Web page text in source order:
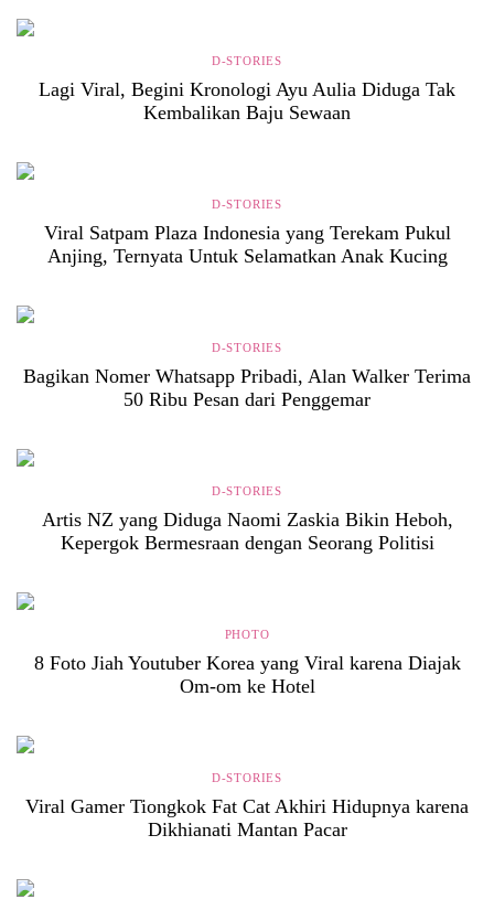
D-STORIES
Lagi Viral, Begini Kronologi Ayu Aulia Diduga Tak
Kembalikan Baju Sewaan
D-STORIES
Viral Satpam Plaza Indonesia yang Terekam Pukul
Anjing, Ternyata Untuk Selamatkan Anak Kucing
D-STORIES
Bagikan Nomer Whatsapp Pribadi, Alan Walker Terima
50 Ribu Pesan dari Penggemar
D-STORIES
Artis NZ yang Diduga Naomi Zaskia Bikin Heboh,
Kepergok Bermesraan dengan Seorang Politisi
PHOTO
8 Foto Jiah Youtuber Korea yang Viral karena Diajak
Om-om ke Hotel
D-STORIES
Viral Gamer Tiongkok Fat Cat Akhiri Hidupnya karena
Dikhianati Mantan Pacar